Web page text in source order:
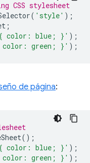
CSS stylesheet
( 'style' );
;
{ color: blue; }' );
color: green; }' );
de página:
();
{ color: blue; }' );
color: green; }' );